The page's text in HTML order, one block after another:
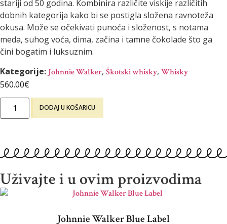
stariji od 50 godina. Kombinira različite viskije različitih
dobnih kategorija kako bi se postigla složena ravnoteža
okusa. Može se očekivati punoća i složenost, s notama
meda, suhog voća, dima, začina i tamne čokolade što ga
čini bogatim i luksuznim.
Kategorije: Johnnie Walker, Škotski whisky, Whisky
560.00€
DODAJ U KOŠARICU
Uživajte i u ovim proizvodima
Johnnie Walker Blue Label